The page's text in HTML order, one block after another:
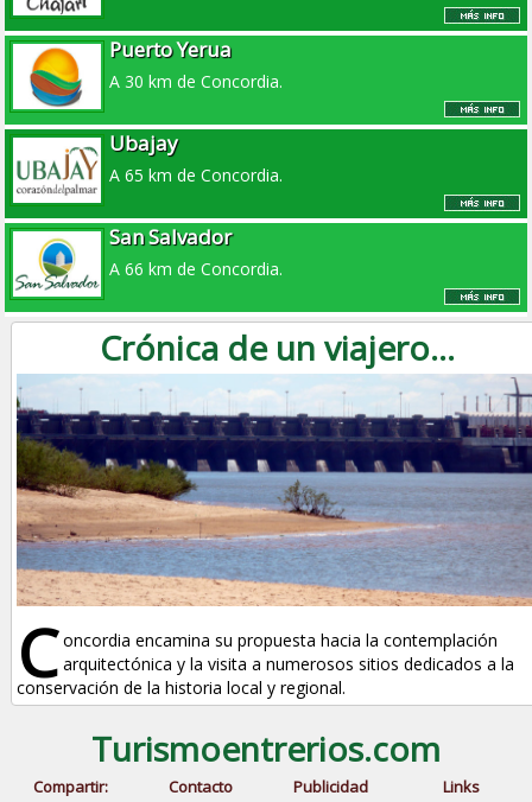
Puerto Yerua
A 30 km de Concordia.
Ubajay
A 65 km de Concordia.
San Salvador
A 66 km de Concordia.
Crónica de un viajero...
C oncordia encamina su propuesta hacia la contemplación
arquitectónica y la visita a numerosos sitios dedicados a la
conservación de la historia local y regional.
Turismoentrerios.com
Compartir: Contacto Publicidad Links